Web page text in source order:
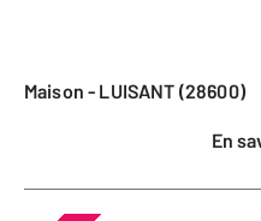
Maison - LUISANT (28600)
En